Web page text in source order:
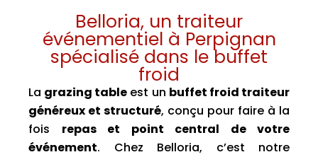
Belloria, un traiteur
événementiel à Perpignan
spécialisé dans le buffet
froid
La grazing table est un buffet froid traiteur
généreux et structuré, conçu pour faire à la
fois repas et point central de votre
événement. Chez Belloria, c’est notre